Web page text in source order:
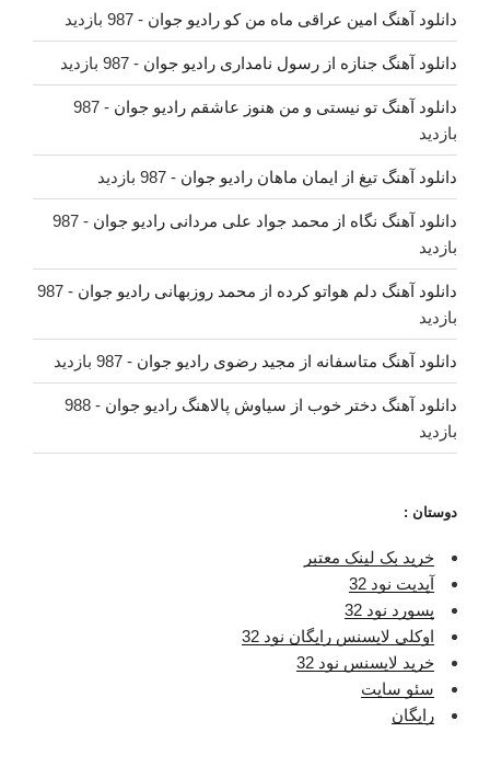
دانلود آهنگ امین عراقی ماه من کو رادیو جوان - 987 بازدید
دانلود آهنگ جنازه از رسول نامداری رادیو جوان - 987 بازدید
دانلود آهنگ تو نیستی و من هنوز عاشقم رادیو جوان
- 987
بازدید
دانلود آهنگ تیغ از ایمان ماهان رادیو جوان - 987 بازدید
دانلود آهنگ نگاه از محمد جواد علی مردانی رادیو جوان
- 987
بازدید
دانلود آهنگ دلم هواتو کرده از محمد روزبهانی رادیو جوان
- 987
بازدید
دانلود آهنگ متاسفانه از مجید رضوی رادیو جوان - 987 بازدید
دانلود آهنگ دختر خوب از سیاوش پالاهنگ رادیو جوان
- 988
بازدید
دوستان :
خرید بک لینک معتبر
آپدیت نود 32
پسورد نود 32
اوکلی لایسنس رایگان نود 32
خرید لایسنس نود 32
سئو سایت
رایگان